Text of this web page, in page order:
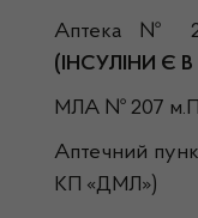
Аптека № 2
(ІНСУЛІНИ Є
МЛА № 207
Аптечний
КП «ДМЛ»)